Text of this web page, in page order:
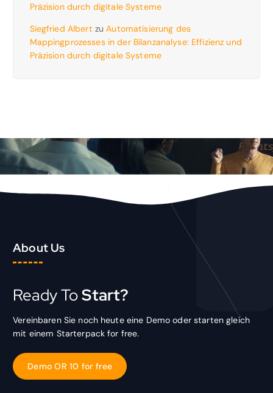
Präzision durch digitale Systeme
Siegfried Albert zuAutomatisierung des
Mappingprozesses in der Bilanzanalyse: Effizienz und
Präzision durch digitale Systeme
About Us
Ready ToStart?
Vereinbaren Sie noch heute eine Demo oder starten gleich
mit einem Starterpack for free.
Demo OR 10 for free